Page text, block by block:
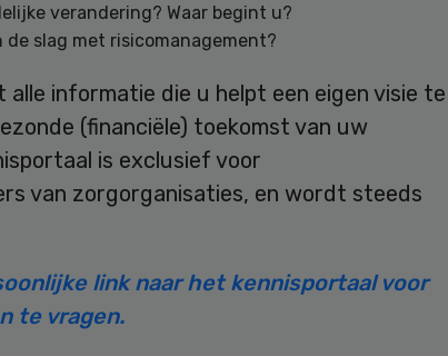
verandering? Waar begint u?
de slag met risicomanagement?
alle informatie die u helpt een eigen visie te
(financiële) toekomst van uw
is exclusief voor
van zorgorganisaties, en wordt steeds
link naar het kennisportaal voor
te vragen.